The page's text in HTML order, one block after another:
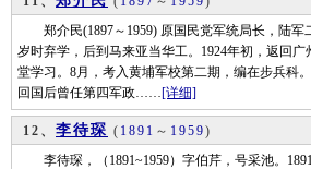
郑介民(1897～1959) 原国民党军统局长，陆军
岁时弃学，后到马来亚当华工。1924年初，返回
堂学习。8月，考入黄埔军校第二期，编在步兵科
回国后曾任第四军政……[详细]
12、 李待琛 ( 1891 ～ 1959)
李待琛，（1891~1959）字伯芹，号采池。